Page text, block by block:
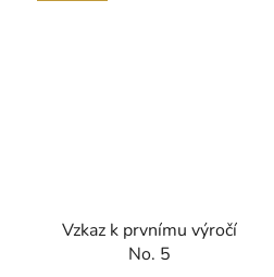
Vzkaz k prvnímu výročí
No. 5